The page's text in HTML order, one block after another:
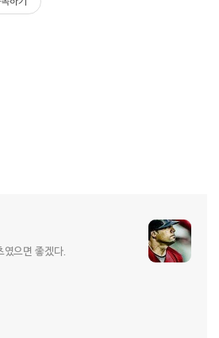
였으면 좋겠다.